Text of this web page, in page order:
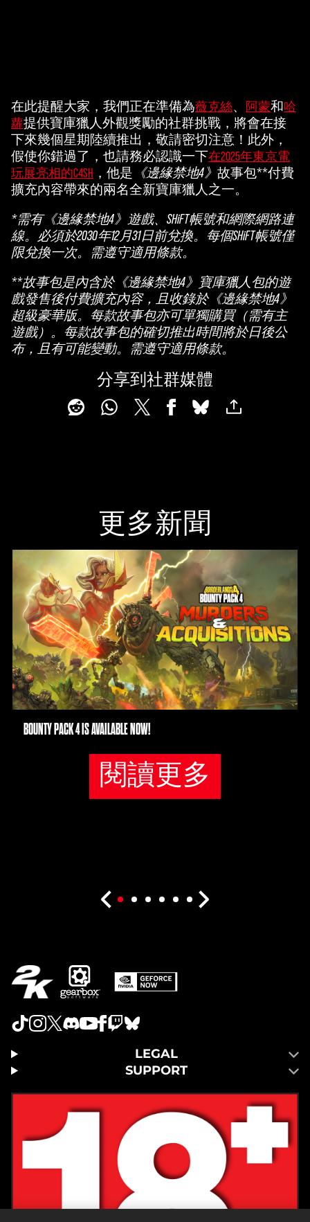
A
c
c
e
p
t
&
P
l
a
你
同
意
YouT
ube
的
隱
私
權
政
策
。
在此提醒大家，我們正在準備為薇克絲、 阿蒙和哈
蘿提供寶庫獵人外觀獎勵的社群挑戰，將會在接
下來幾個星期陸續推出，敬請密切注意！此外，
假使你錯過了，也請務必認識一下在2025年東京電
玩展亮相的C4SH ，他是 《邊緣禁地4》 故事包**付費
擴充內容帶來的兩名全新寶庫獵人之一。
*需有《邊緣禁地4》遊戲、SHiFT帳號和網際網路連
線。必須於2030年12月31日前兌換。每個SHiFT帳號僅
限兌換一次。需遵守適用條款。
**故事包是內含於《邊緣禁地4》寶庫獵人包的遊
戲發售後付費擴充內容，且收錄於《邊緣禁地4》
超級豪華版。每款故事包亦可單獨購買（需有主
遊戲）。每款故事包的確切推出時間將於日後公
布，且有可能變動。需遵守適用條款。
分享到社群媒體
更多新聞
BOUNTY PACK 4 IS AVAILABLE NOW!
閱讀更多
LEGAL
SUPPORT